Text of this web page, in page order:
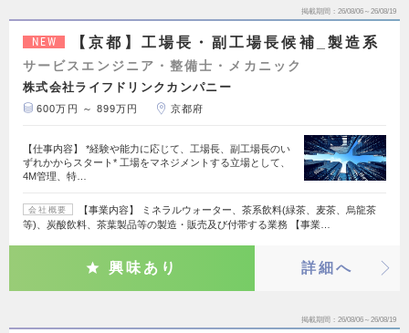
掲載期間 26/08/06～26/08/19
NEW 【京都】工場長・副工場長候補_製造系
サービスエンジニア・整備士・メカニック
株式会社ライフドリンクカンパニー
600万円 ～ 899万円 京都府
【仕事内容】 *経験や能力に応じて、工場長、副工場長のい
ずれかからスタート* 工場をマネジメントする立場として、
4M管理、特…
会社概要
【事業内容】 ミネラルウォーター、茶系飲料(緑茶、麦茶、烏龍茶
等)、炭酸飲料、茶葉製品等の製造・販売及び付帯する業務 【事業…
興味あり 詳細へ
掲載期間 26/08/06～26/08/19